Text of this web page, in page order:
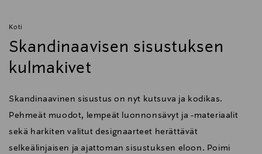
Koti
Skandinaavisen sisustuksen
kulmakivet
Skandinaavinen sisustus on nyt kutsuva ja kodikas.
Pehmeät muodot, lempeät luonnonsävyt ja -materiaalit
sekä harkiten valitut designaarteet herättävät
selkeälinjaisen ja ajattoman sisustuksen eloon. Poimi